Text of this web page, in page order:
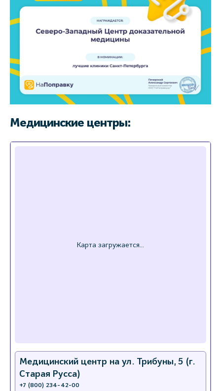
Медицинские центры:
Медицинский центр на ул. Трибуны, 5 (г.
Старая Русса)
+7 (800) 234-42-00